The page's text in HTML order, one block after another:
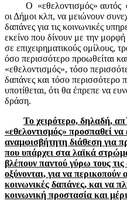
Ο «εθελοντισμός» αυτός
οι Δήμοι κλπ, να μειώνουν
δαπάνες για τις κοινωνικές
εκείνο που δίνουν με την
σε επιχειρηματικούς ομίλους,
όσο περισσότερο προωθείται
«εθελοντισμός», τόσο
δαπάνες και τόσο περισσότερο
υποτίθεται, ότι θα έπρεπε να
δράση.
Το χειρότερο, δηλαδή,
«εθελοντισμός» προσπαθεί να
αναμφισβήτητη διάθεση για
που υπάρχει στα λαϊκά
βλέπουν παντού γύρω τους τις
οξύνονται, για να περικοπούν
κοινωνικές δαπάνες, και να
κοινωνική προστασία και